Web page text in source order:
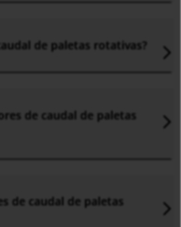
de paletas rotativas?
de caudal de paletas
de caudal de paletas